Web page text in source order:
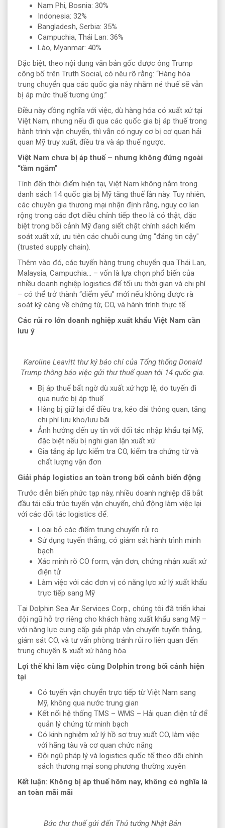
Nam Phi, Bosnia: 30%
Indonesia: 32%
Bangladesh, Serbia: 35%
Campuchia, Thái Lan: 36%
Lào, Myanmar: 40%
Đặc biệt, theo nội dung văn bản gốc được ông Trump
công bố trên Truth Social, có nêu rõ rằng: “Hàng hóa
trung chuyển qua các quốc gia này nhằm né thuế sẽ vẫn
bị áp mức thuế tương ứng.”
Điều này đồng nghĩa với việc, dù hàng hóa có xuất xứ tại
Việt Nam, nhưng nếu đi qua các quốc gia bị áp thuế trong
hành trình vận chuyển, thì vẫn có nguy cơ bị cơ quan hải
quan Mỹ truy xuất, điều tra và áp thuế ngược.
Việt Nam chưa bị áp thuế – nhưng không đứng ngoài
“tầm ngắm”
Tính đến thời điểm hiện tại, Việt Nam không nằm trong
danh sách 14 quốc gia bị Mỹ tăng thuế lần này. Tuy nhiên,
các chuyên gia thương mại nhận định rằng, nguy cơ lan
rộng trong các đợt điều chỉnh tiếp theo là có thật, đặc
biệt trong bối cảnh Mỹ đang siết chặt chính sách kiểm
soát xuất xứ, ưu tiên các chuỗi cung ứng "đáng tin cậy"
(trusted supply chain).
Thêm vào đó, các tuyến hàng trung chuyển qua Thái Lan,
Malaysia, Campuchia… – vốn là lựa chọn phổ biến của
nhiều doanh nghiệp logistics để tối ưu thời gian và chi phí
– có thể trở thành “điểm yếu” mới nếu không được rà
soát kỹ càng về chứng từ, CO, và hành trình thực tế.
Các rủi ro lớn doanh nghiệp xuất khẩu Việt Nam cần
lưu ý
Karoline Leavitt thư ký báo chí của Tổng thống Donald
Trump thông báo việc gửi thư thuế quan tới 14 quốc gia.
Bị áp thuế bất ngờ dù xuất xứ hợp lệ, do tuyến đi
qua nước bị áp thuế
Hàng bị giữ lại để điều tra, kéo dài thông quan, tăng
chi phí lưu kho/lưu bãi
Ảnh hưởng đến uy tín với đối tác nhập khẩu tại Mỹ,
đặc biệt nếu bị nghi gian lận xuất xứ
Gia tăng áp lực kiểm tra CO, kiểm tra chứng từ và
chất lượng vận đơn
Giải pháp logistics an toàn trong bối cảnh biến động
Trước diễn biến phức tạp này, nhiều doanh nghiệp đã bắt
đầu tái cấu trúc tuyến vận chuyển, chủ động làm việc lại
với các đối tác logistics để:
Loại bỏ các điểm trung chuyển rủi ro
Sử dụng tuyến thẳng, có giám sát hành trình minh
bạch
Xác minh rõ CO form, vận đơn, chứng nhận xuất xứ
điện tử
Làm việc với các đơn vị có năng lực xử lý xuất khẩu
trực tiếp sang Mỹ
Tại Dolphin Sea Air Services Corp., chúng tôi đã triển khai
đội ngũ hỗ trợ riêng cho khách hàng xuất khẩu sang Mỹ –
với năng lực cung cấp giải pháp vận chuyển tuyến thẳng,
giám sát CO, và tư vấn phòng tránh rủi ro liên quan đến
trung chuyển & xuất xứ hàng hóa.
Lợi thế khi làm việc cùng Dolphin trong bối cảnh hiện
tại
Có tuyến vận chuyển trực tiếp từ Việt Nam sang
Mỹ, không qua nước trung gian
Kết nối hệ thống TMS – WMS – Hải quan điện tử để
quản lý chứng từ minh bạch
Có kinh nghiệm xử lý hồ sơ truy xuất CO, làm việc
với hãng tàu và cơ quan chức năng
Đội ngũ pháp lý và logistics quốc tế theo dõi chính
sách thương mại song phương thường xuyên
Kết luận: Không bị áp thuế hôm nay, không có nghĩa là
an toàn mãi mãi
Bức thư thuế gửi đến Thủ tướng Nhật Bản